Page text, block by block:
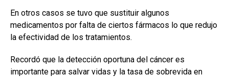
En otros casos se tuvo que sustituir algunos
medicamentos por falta de ciertos fármacos lo que redujo
la efectividad de los tratamientos.
Recordó que la detección oportuna del cáncer es
importante para salvar vidas y la tasa de sobrevida en